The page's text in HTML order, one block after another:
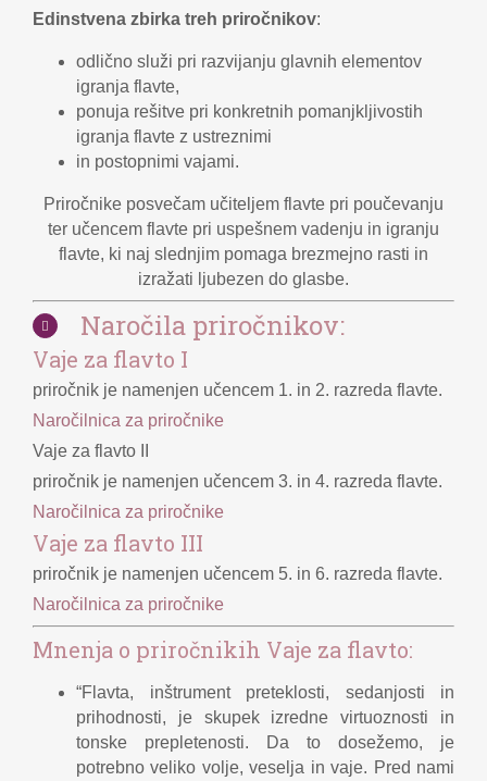
Edinstvena zbirka treh priročnikov:
odlično služi pri razvijanju glavnih elementov
igranja flavte,
ponuja rešitve pri konkretnih pomanjkljivostih
igranja flavte z ustreznimi
in postopnimi vajami.
Priročnike posvečam učiteljem flavte pri poučevanju
ter učencem flavte pri uspešnem vadenju in igranju
flavte, ki naj slednjim pomaga brezmejno rasti in
izražati ljubezen do glasbe.
Naročila priročnikov:
Vaje za flavto I
priročnik je namenjen učencem 1. in 2. razreda flavte.
Naročilnica za priročnike
Vaje za flavto II
priročnik je namenjen učencem 3. in 4. razreda flavte.
Naročilnica za priročnike
Vaje za flavto III
priročnik je namenjen učencem 5. in 6. razreda flavte.
Naročilnica za priročnike
Mnenja o priročnikih Vaje za flavto:
“Flavta, inštrument preteklosti, sedanjosti in
prihodnosti, je skupek izredne virtuoznosti in
tonske prepletenosti. Da to dosežemo, je
potrebno veliko volje, veselja in vaje. Pred nami